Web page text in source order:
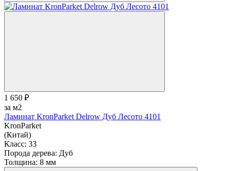
1 650 ₽
за м2
Ламинат KronParket Delrow Дуб Лесото 4101
KronParket
(Китай)
Класс: 33
Порода дерева: Дуб
Толщина: 8 мм